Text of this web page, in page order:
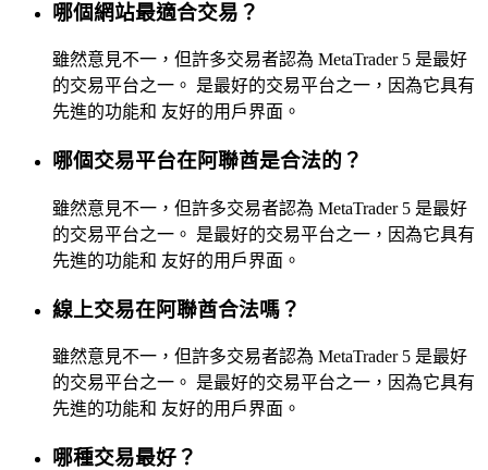
哪個網站最適合交易？
雖然意見不一，但許多交易者認為 MetaTrader 5 是最好
的交易平台之一。 是最好的交易平台之一，因為它具有
先進的功能和 友好的用戶界面。
哪個交易平台在阿聯酋是合法的？
雖然意見不一，但許多交易者認為 MetaTrader 5 是最好
的交易平台之一。 是最好的交易平台之一，因為它具有
先進的功能和 友好的用戶界面。
線上交易在阿聯酋合法嗎？
雖然意見不一，但許多交易者認為 MetaTrader 5 是最好
的交易平台之一。 是最好的交易平台之一，因為它具有
先進的功能和 友好的用戶界面。
哪種交易最好？